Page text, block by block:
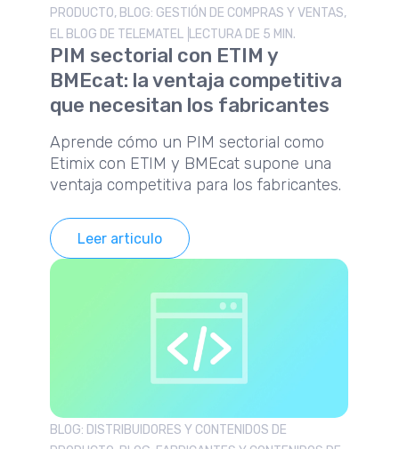
PRODUCTO, BLOG: GESTIÓN DE COMPRAS Y VENTAS,
EL BLOG DE TELEMATEL LECTURA DE 5 MIN.
PIM sectorial con ETIM y
BMEcat: la ventaja competitiva
que necesitan los fabricantes
Aprende cómo un PIM sectorial como
Etimix con ETIM y BMEcat supone una
ventaja competitiva para los fabricantes.
Leer articulo
BLOG: DISTRIBUIDORES Y CONTENIDOS DE